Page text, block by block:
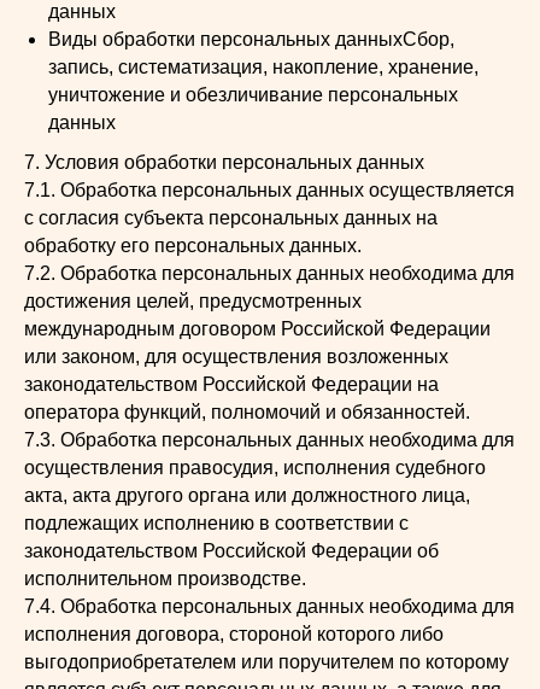
данных
Виды обработки персональных данныхСбор,
запись, систематизация, накопление, хранение,
уничтожение и обезличивание персональных
данных
7. Условия обработки персональных данных
7.1. Обработка персональных данных осуществляется
с согласия субъекта персональных данных на
обработку его персональных данных.
7.2. Обработка персональных данных необходима для
достижения целей, предусмотренных
международным договором Российской Федерации
или законом, для осуществления возложенных
законодательством Российской Федерации на
оператора функций, полномочий и обязанностей.
7.3. Обработка персональных данных необходима для
осуществления правосудия, исполнения судебного
акта, акта другого органа или должностного лица,
подлежащих исполнению в соответствии с
законодательством Российской Федерации об
исполнительном производстве.
7.4. Обработка персональных данных необходима для
исполнения договора, стороной которого либо
выгодоприобретателем или поручителем по которому